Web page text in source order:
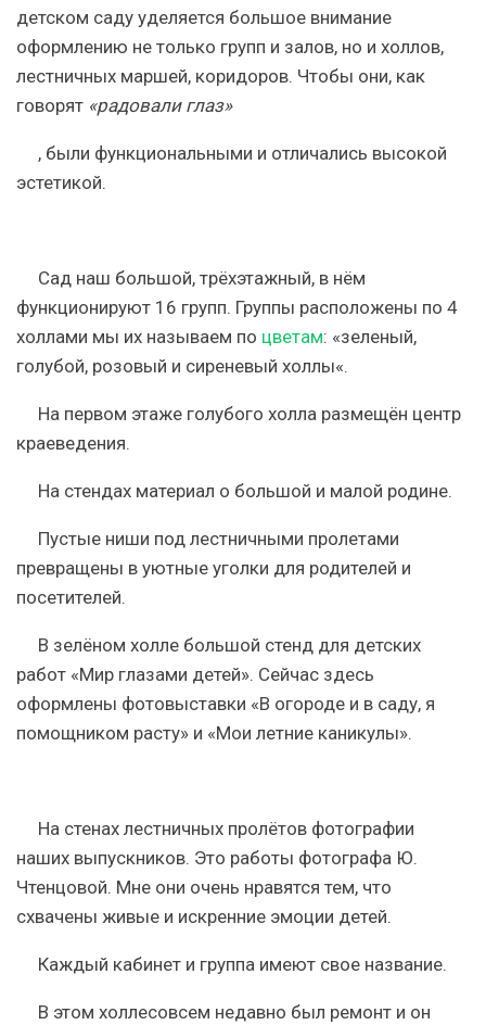
детском саду уделяется большое внимание
оформлению не только групп и залов, но и холлов,
лестничных маршей, коридоров. Чтобы они, как
говорят «радовали глаз»
, были функциональными и отличались высокой
эстетикой.
Сад наш большой, трёхэтажный, в нём
функционируют 16 групп. Группы расположены по 4
холлами мы их называем по цветам: «зеленый,
голубой, розовый и сиреневый холлы«.
На первом этаже голубого холла размещён центр
краеведения.
На стендах материал о большой и малой родине.
Пустые ниши под лестничными пролетами
превращены в уютные уголки для родителей и
посетителей.
В зелёном холле большой стенд для детских
работ «Мир глазами детей». Сейчас здесь
оформлены фотовыставки «В огороде и в саду, я
помощником расту» и «Мои летние каникулы».
На стенах лестничных пролётов фотографии
наших выпускников. Это работы фотографа Ю.
Чтенцовой. Мне они очень нравятся тем, что
схвачены живые и искренние эмоции детей.
Каждый кабинет и группа имеют свое название.
В этом холлесовсем недавно был ремонт и он